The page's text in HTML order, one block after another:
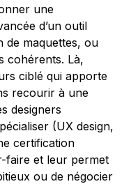
une
d’un outil
de maquettes, ou
cohérents. Là,
ciblé qui apporte
recourir à une
designers
(UX design,
certification
faire et leur permet
ou de négocier